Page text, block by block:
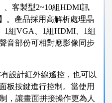
、客製型2~10組HDMI訊
。產品採用高解析處理晶
1組VGA、1組HDMI、1組
音部份可相對應影像同步
設計紅外線遙控，也可以
板按鍵進行控制。當使用
，讓畫面拼接操作更為人